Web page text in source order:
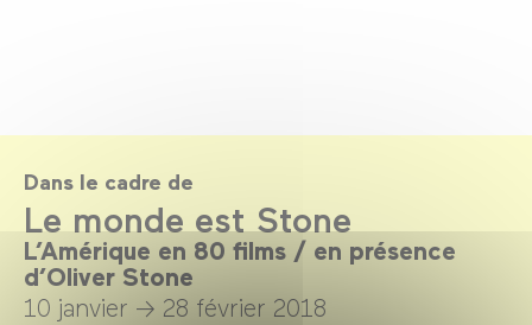
Dans le cadre de
Le monde est Stone
L’Amérique en 80 films / en présence
d’Oliver Stone
10 janvier → 28 février 2018